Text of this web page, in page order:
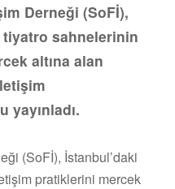
Derneği (SoFİ),
tiyatro sahnelerinin
altına alan
yayınladı.
(SoFİ), İstanbul’daki
pratiklerini mercek